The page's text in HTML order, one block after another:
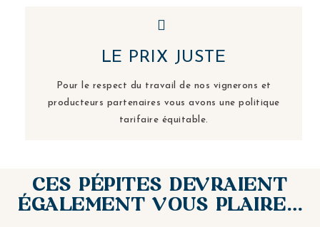
LE PRIX JUSTE
Pour le respect du travail de nos vignerons et
producteurs partenaires vous avons une politique
tarifaire équitable.
CES PÉPITES DEVRAIENT
ÉGALEMENT VOUS PLAIRE…